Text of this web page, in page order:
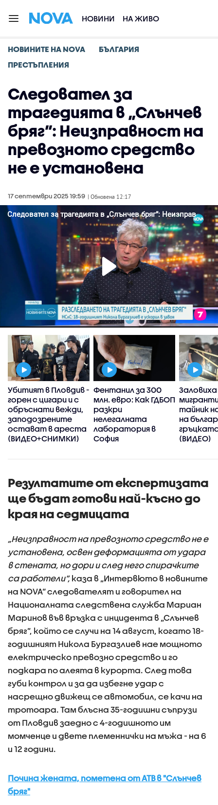
НОВИНИ НА ЖИВО
НОВИНИТЕ НА NOVA
БЪЛГАРИЯ
ПРЕСТЪПЛЕНИЯ
Следовател за
трагедията в „Слънчев
бряг”: Неизправност на
превозното средство
не е установена
17 септември 2025 19:59 | Обновена 12:17
Убитият в Пловдив -
горен с цигари и с
обръснати вежди,
заподозрените
остават в ареста
(ВИДЕО+СНИМКИ)
Фентанил за 300
млн. евро: Как ГДБОП
разкри
нелегалната
лаборатория в
София
Заловиха
тайник
на
(ВИДЕО)
Резултатите от експертизата
ще бъдат готови най-късно до
края на седмицата
„Неизправност на превозното средство не е
установена, освен деформацията от удара
в стената, но дори и след него спирачките
са работели“, каза в „Интервюто в новините
на NOVA“ следователят и говорител на
Националната следствена служба Мариан
Маринов във връзка с инцидента в „Слънчев
бряг”, който се случи на 14 август, когато 18-
годишният Никола Бургазлиев нае мощното
електрическо превозно средство и го
подкара по алеята в курорта. След това
губи контрол и за да избегне удар с
насрещно движещ се автомобил, се качи на
тротоара. Там блъсна 35-годишни съпрузи
от Пловдив заедно с 4-годишното им
момченце и двете племеннички на мъжа - на 6
и 12 години.
Почина жената, пометена от АТВ в "Слънчев
бряг"